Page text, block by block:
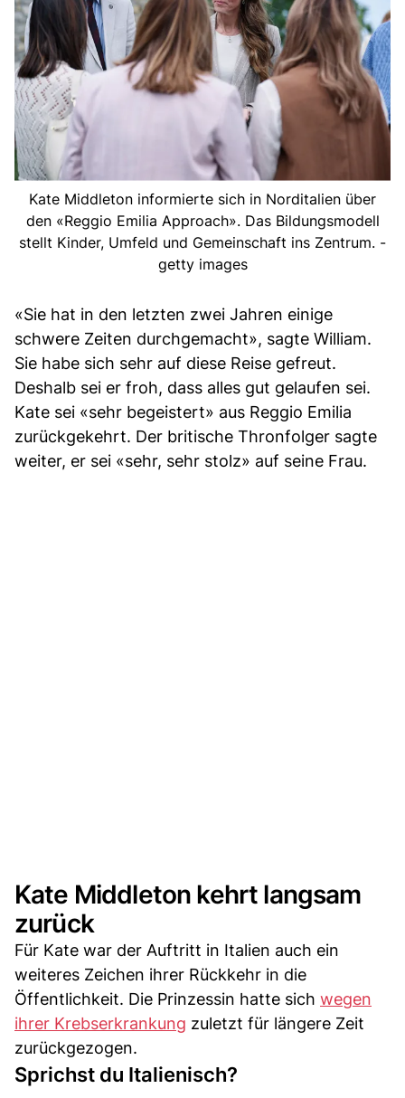
Kate Middleton informierte sich in Norditalien über
den «Reggio Emilia Approach». Das Bildungsmodell
stellt Kinder, Umfeld und Gemeinschaft ins Zentrum. -
getty images
«Sie hat in den letzten zwei Jahren einige
schwere Zeiten durchgemacht», sagte William.
Sie habe sich sehr auf diese Reise gefreut.
Deshalb sei er froh, dass alles gut gelaufen sei.
Kate sei «sehr begeistert» aus Reggio Emilia
zurückgekehrt. Der britische Thronfolger sagte
weiter, er sei «sehr, sehr stolz» auf seine Frau.
Kate Middleton kehrt langsam
zurück
Für Kate war der Auftritt in Italien auch ein
weiteres Zeichen ihrer Rückkehr in die
Öffentlichkeit. Die Prinzessin hatte sich wegen
ihrer Krebserkrankung zuletzt für längere Zeit
zurückgezogen.
Sprichst du Italienisch?